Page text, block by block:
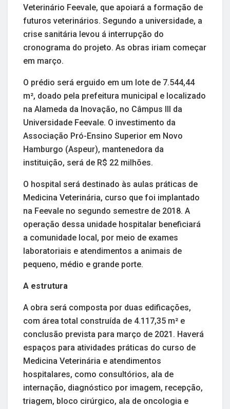
Veterinário Feevale, que apoiará a formação de
futuros veterinários. Segundo a universidade, a
crise sanitária levou á interrupção do
cronograma do projeto. As obras iriam começar
em março.
O prédio será erguido em um lote de 7.544,44
m², doado pela prefeitura municipal e localizado
na Alameda da Inovação, no Câmpus III da
Universidade Feevale. O investimento da
Associação Pró-Ensino Superior em Novo
Hamburgo (Aspeur), mantenedora da
instituição, será de R$ 22 milhões.
O hospital será destinado às aulas práticas de
Medicina Veterinária, curso que foi implantado
na Feevale no segundo semestre de 2018. A
operação dessa unidade hospitalar beneficiará
a comunidade local, por meio de exames
laboratoriais e atendimentos a animais de
pequeno, médio e grande porte.
A estrutura
A obra será composta por duas edificações,
com área total construída de 4.117,35 m² e
conclusão prevista para março de 2021. Haverá
espaços para atividades práticas do curso de
Medicina Veterinária e atendimentos
hospitalares, como consultórios, ala de
internação, diagnóstico por imagem, recepção,
triagem, bloco cirúrgico, ala de oncologia e